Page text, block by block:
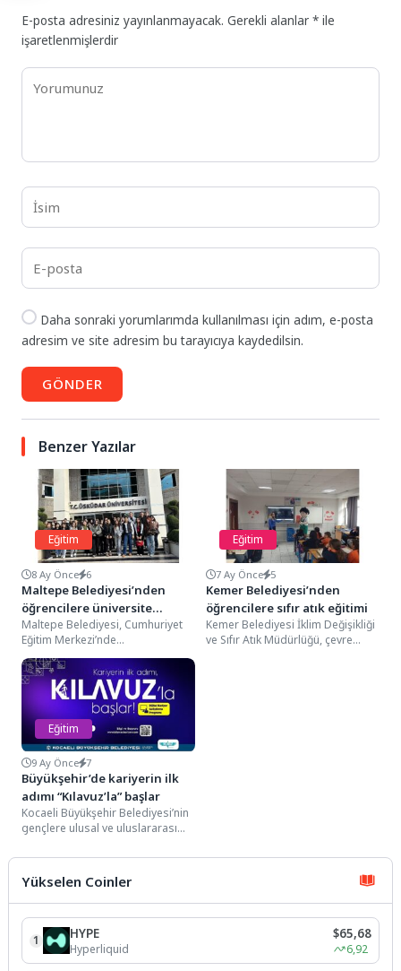
E-posta adresiniz yayınlanmayacak. Gerekli alanlar* ile
işaretlenmişlerdir
Daha sonraki yorumlarımda kullanılması için adım, e-posta
adresim ve site adresim bu tarayıcıya kaydedilsin.
GÖNDER
Benzer Yazılar
Eğitim
8 Ay Önce 6
Maltepe Belediyesi’nden
öğrencilere üniversite
tanıtım gezileri
Maltepe Belediyesi, Cumhuriyet
Eğitim Merkezi’nde
Yükseköğretim Kursları Sınavı’na
(YKS) hazırlanan öğrencilerin
tercih sürecine katkı sunacak...
Eğitim
7 Ay Önce 5
Kemer Belediyesi’nden
öğrencilere sıfır atık eğitimi
Kemer Belediyesi İklim Değişikliği
ve Sıfır Atık Müdürlüğü, çevre
Eğitim
9 Ay Önce 7
Büyükşehir’de kariyerin ilk
adımı “Kılavuz’la” başlar
Kocaeli Büyükşehir Belediyesi’nin
gençlere ulusal ve uluslararası
sunduğu Kılavuz Kariyer
Programı...
Yükselen Coinler
1 HYPE
Hyperliquid
$65,68
6,92